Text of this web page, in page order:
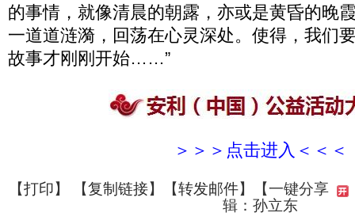
的事情，就像清晨的朝露，亦或是黄昏的晚
一道道涟漪，回荡在心灵深处。使得，我们
故事才刚刚开始……”
＞＞＞点击进入＜＜＜
【打印】 【复制链接】【转发邮件】
【一键分享
辑：孙立东